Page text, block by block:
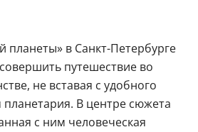
в Санкт-Петербурге
путешествие во
не вставая с удобного
В центре сюжета
с ним человеческая